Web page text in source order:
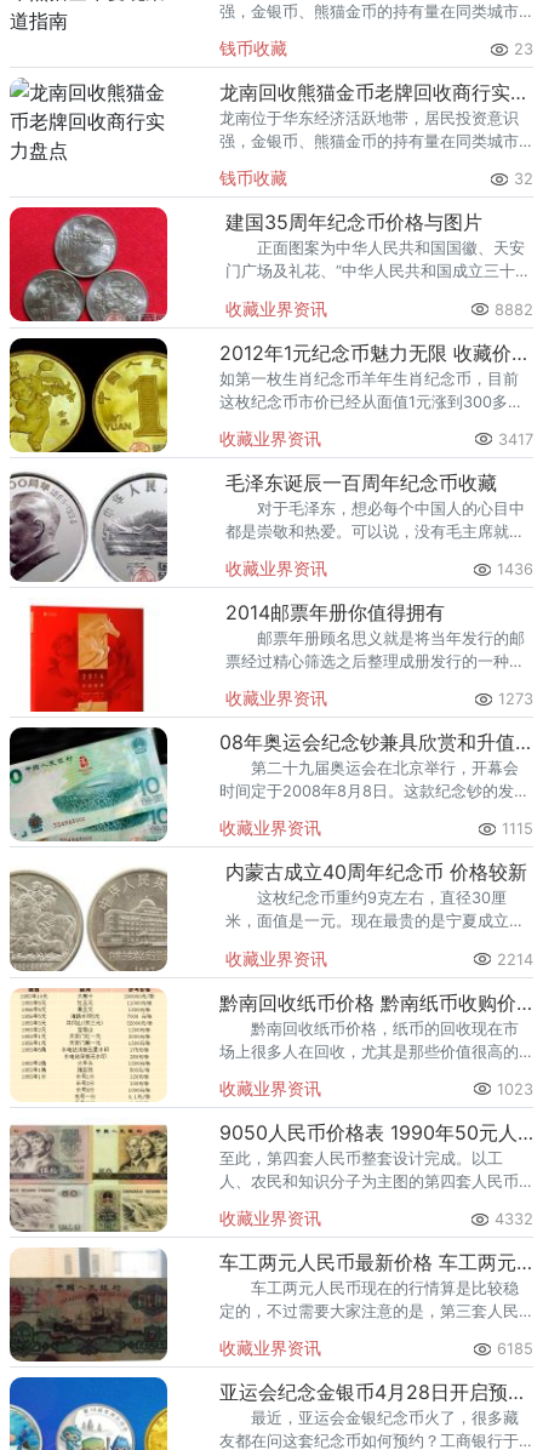
强，金银币、熊猫金币的持有量在同类城市
熊猫金币的需求就明显升温，但鱼龙混杂的
回收渠道里，能精准识别版别溢
钱币收藏 23
龙南回收熊猫金币老牌回收商行实力盘点
龙南位于华东经济活跃地带，居民投资意识
强，金银币、熊猫金币的持有量在同类城市
熊猫金币的需求就明显升温，但鱼龙混杂的
回收渠道里，能精准识别版别溢
钱币收藏 32
建国35周年纪念币价格与图片
正面图案为中华人民共和国国徽、天安
门广场及礼花、“中华人民共和国成立三十五
收藏业界资讯 8882
2012年1元纪念币魅力无限 收藏价格不断上涨
如第一枚生肖纪念币羊年生肖纪念币，目前
这枚纪念币市价已经从面值1元涨到300多元
收藏业界资讯 3417
毛泽东诞辰一百周年纪念币收藏
对于毛泽东，想必每个中国人的心目中
都是崇敬和热爱。可以说，没有毛主席就没
在天安门广场，挂有毛泽东同志的巨幅画
像。国家为此还特意打破了
收藏业界资讯 1436
2014邮票年册你值得拥有
邮票年册顾名思义就是将当年发行的邮
票经过精心筛选之后整理成册发行的一种供
收藏业界资讯 1273
08年奥运会纪念钞兼具欣赏和升值价值
第二十九届奥运会在北京举行，开幕会
时间定于2008年8月8日。这款纪念钞的发行
够与十元的纸币进行等额的流通。
收藏业界资讯 1115
内蒙古成立40周年纪念币 价格较新
这枚纪念币重约9克左右，直径30厘
米，面值是一元。现在最贵的是宁夏成立纪
元。
收藏业界资讯 2214
黔南回收纸币价格 黔南纸币收购价格
黔南回收纸币价格，纸币的回收现在市
场上很多人在回收，尤其是那些价值很高的
回收，不同的地方或者是回收币商，市场价
格会有稍微的差异。下面我们来
收藏业界资讯 1023
9050人民币价格表 1990年50元人民币价格表
至此，第四套人民币整套设计完成。以工
人、农民和知识分子为主图的第四套人民币
票。“9050”的市价被冰冻了近十年。
收藏业界资讯 4332
车工两元人民币最新价格 车工两元古币水印和五星水印价格
车工两元人民币现在的行情算是比较稳
定的，不过需要大家注意的是，第三套人民
五星水印，它们之间的是价格是有一定差距
的，下面详细给大家讲讲。
收藏业界资讯 6185
亚运会纪念金银币4月28日开启预约 发行价多少
最近，亚运会金银纪念币火了，很多藏
友都在问这套纪念币如何预约？工商银行于4